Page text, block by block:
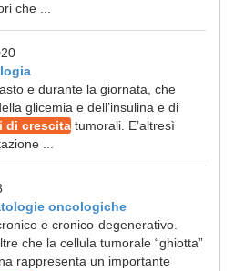
che ...
e durante la giornata, che
glicemia e dell’insulina e di
di crescita tumorali. E’altresì
...
oncologiche
e cronico-degenerativo.
che la cellula tumorale “ghiotta”
rappresenta un importante